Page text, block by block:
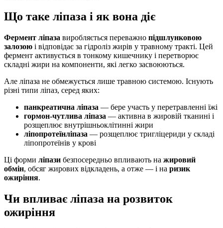
Що таке ліпаза і як вона діє
Фермент ліпаза виробляється переважно підшлунковою
залозою і відповідає за гідроліз жирів у травному тракті. Цей
фермент активується в тонкому кишечнику і перетворює
складні жири на компоненти, які легко засвоюються.
Але ліпаза не обмежується лише травною системою. Існують
різні типи ліпаз, серед яких:
панкреатична ліпаза — бере участь у перетравленні їжі
гормон-чутлива ліпаза — активна в жировій тканині і
розщеплює внутрішньоклітинні жири
ліпопротеїнліпаза — розщеплює тригліцериди у складі
ліпопротеїнів у крові
Ці форми ліпази безпосередньо впливають на жировий
обмін, обсяг жирових відкладень, а отже — і на ризик
ожиріння.
Чи впливає ліпаза на розвиток
ожиріння